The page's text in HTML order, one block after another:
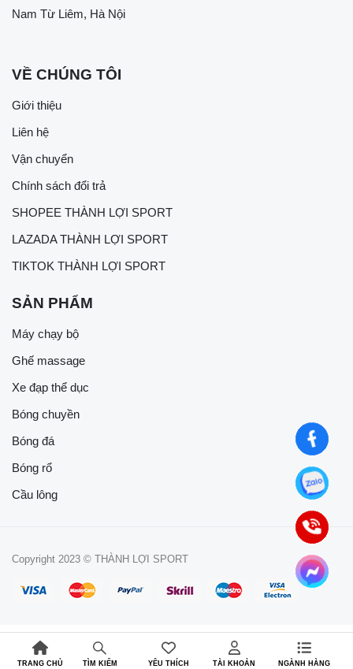
Nam Từ Liêm, Hà Nội
VỀ CHÚNG TÔI
Giới thiệu
Liên hệ
Vận chuyển
Chính sách đổi trả
SHOPEE THÀNH LỢI SPORT
LAZADA THÀNH LỢI SPORT
TIKTOK THÀNH LỢI SPORT
SẢN PHẨM
Máy chạy bộ
Ghế massage
Xe đạp thể dục
Bóng chuyền
Bóng đá
Bóng rổ
Cầu lông
Copyright 2023 © THÀNH LỢI SPORT
TRANG CHỦ TÌM KIẾM YÊU THÍCH TÀI KHOẢN NGÀNH HÀNG